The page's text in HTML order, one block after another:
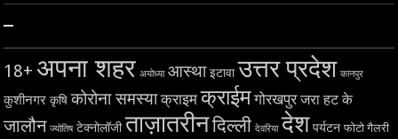
–
18+ अपना शहर अयोध्या आस्था इटावा उत्तर प्रदेश कानपुर
कुशीनगर कृषि कोरोना समस्या क्राइम क्राईम गोरखपुर जरा हट के
जालौन ज्योतिष टेक्नोलॉजी ताज़ातरीनदिल्ली देवरिया देश पर्यटन फोटो गैलरी